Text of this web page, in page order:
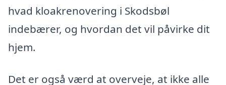
hvad kloakrenovering i Skodsbøl
indebærer, og hvordan det vil påvirke dit
hjem.
Det er også værd at overveje, at ikke alle